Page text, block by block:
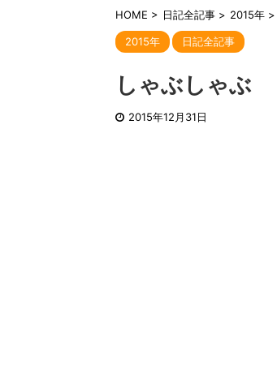
HOME > 日記全記事 > 2015年 >
2015年 日記全記事
しゃぶしゃぶ
2015年12月31日